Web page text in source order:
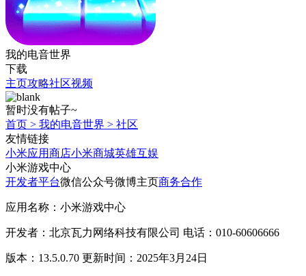
我的电音世界
下载
主页攻略社区视频
暂时没有帖子~
首页 > 我的电音世界 > 社区
友情链接
小米应用商店小米商城英雄互娱
小米游戏中心
开发者平台微信公众号微博主页商务合作
应用名称：小米游戏中心
开发者：北京瓦力网络科技有限公司 电话：010-60606666
版本：13.5.0.70 更新时间：2025年3月24日